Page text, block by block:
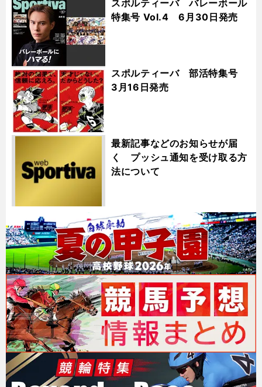
スポルティーバ バレーボール
特集号 Vol.4 6月30日発売
スポルティーバ 部活特集号
3月16日発売
最新記事などのお知らせが届
く プッシュ通知を受け取る方
法について